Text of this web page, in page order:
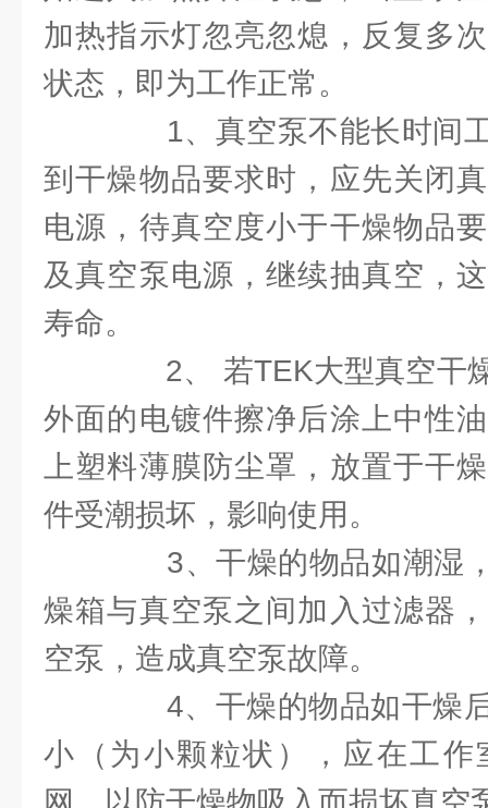
加热指示灯忽亮忽熄，反复多
状态，即为工作正常。
1、真空泵不能长时间工
到干燥物品要求时，应先关闭
电源，待真空度小于干燥物品
及真空泵电源，继续抽真空，
寿命。
2、 若TEK大型真空干
外面的电镀件擦净后涂上中性
上塑料薄膜防尘罩，放置于干
件受潮损坏，影响使用。
3、干燥的物品如潮湿，
燥箱与真空泵之间加入过滤器
空泵，造成真空泵故障。
4、干燥的物品如干燥后
小（为小颗粒状），应在工作